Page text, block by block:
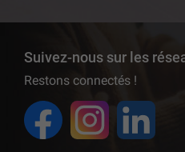
Suivez-nous sur les
Restons connectés !